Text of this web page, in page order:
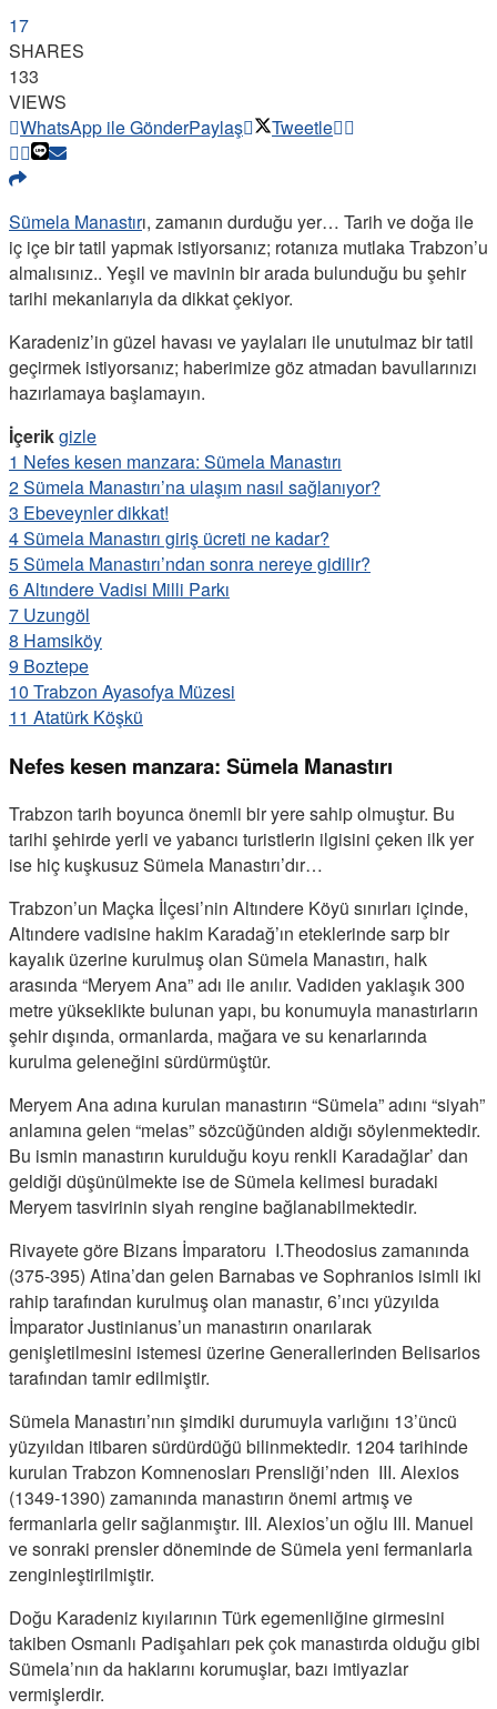
17
SHARES
133
VIEWS
WhatsApp ile GönderPaylaş Tweetle
Sümela Manastırı, zamanın durduğu yer… Tarih ve doğa ile
iç içe bir tatil yapmak istiyorsanız; rotanıza mutlaka Trabzon’u
almalısınız.. Yeşil ve mavinin bir arada bulunduğu bu şehir
tarihi mekanlarıyla da dikkat çekiyor.
Karadeniz’in güzel havası ve yaylaları ile unutulmaz bir tatil
geçirmek istiyorsanız; haberimize göz atmadan bavullarınızı
hazırlamaya başlamayın.
İçerikgizle
1 Nefes kesen manzara: Sümela Manastırı
2Sümela Manastırı’na ulaşım nasıl sağlanıyor?
3 Ebeveynler dikkat!
4Sümela Manastırı giriş ücreti ne kadar?
5Sümela Manastırı’ndan sonra nereye gidilir?
6Altındere Vadisi Milli Parkı
7 Uzungöl
8 Hamsiköy
9 Boztepe
10 Trabzon Ayasofya Müzesi
11 Atatürk Köşkü
Nefes kesen manzara: Sümela Manastırı
Trabzon tarih boyunca önemli bir yere sahip olmuştur. Bu
tarihi şehirde yerli ve yabancı turistlerin ilgisini çeken ilk yer
ise hiç kuşkusuz Sümela Manastırı’dır…
Trabzon’un Maçka İlçesi’nin Altındere Köyü sınırları içinde,
Altındere vadisine hakim Karadağ’ın eteklerinde sarp bir
kayalık üzerine kurulmuş olan Sümela Manastırı, halk
arasında “Meryem Ana” adı ile anılır. Vadiden yaklaşık 300
metre yükseklikte bulunan yapı, bu konumuyla manastırların
şehir dışında, ormanlarda, mağara ve su kenarlarında
kurulma geleneğini sürdürmüştür.
Meryem Ana adına kurulan manastırın “Sümela” adını “siyah”
anlamına gelen “melas” sözcüğünden aldığı söylenmektedir.
Bu ismin manastırın kurulduğu koyu renkli Karadağlar’ dan
geldiği düşünülmekte ise de Sümela kelimesi buradaki
Meryem tasvirinin siyah rengine bağlanabilmektedir.
Rivayete göre Bizans İmparatoru I.Theodosius zamanında
(375-395) Atina’dan gelen Barnabas ve Sophranios isimli iki
rahip tarafından kurulmuş olan manastır, 6’ıncı yüzyılda
İmparator Justinianus’un manastırın onarılarak
genişletilmesini istemesi üzerine Generallerinden Belisarios
tarafından tamir edilmiştir.
Sümela Manastırı’nın şimdiki durumuyla varlığını 13’üncü
yüzyıldan itibaren sürdürdüğü bilinmektedir. 1204 tarihinde
kurulan Trabzon Komnenosları Prensliği’nden III. Alexios
(1349-1390) zamanında manastırın önemi artmış ve
fermanlarla gelir sağlanmıştır. III. Alexios’un oğlu III. Manuel
ve sonraki prensler döneminde de Sümela yeni fermanlarla
zenginleştirilmiştir.
Doğu Karadeniz kıyılarının Türk egemenliğine girmesini
takiben Osmanlı Padişahları pek çok manastırda olduğu gibi
Sümela’nın da haklarını korumuşlar, bazı imtiyazlar
vermişlerdir.